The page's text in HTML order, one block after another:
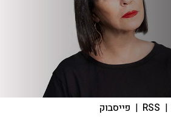
|
RSS
| פייסבוק